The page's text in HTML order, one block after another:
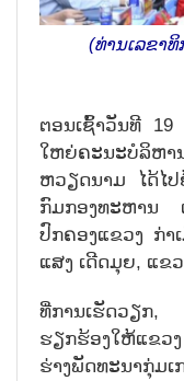
(ທ່ານເລຂາ
ຕອນເຊົ້າວັນທີ
ໃຫຍ່ຄະນະບໍລິຫາ
ຫວຽດນາມ ໄດ້ໄ
ກົມກອງທະຫານ
ປົກຄອງແຂວງ ກ່າ
ແສງ ເດີດມຸຍ, ແຂວ
ທີ່ການເຮັດວຽກ
ຮຽກຮ້ອງໃຫ້ແຂວ
ຮ່າງພັດທະນາກຸ່ມ